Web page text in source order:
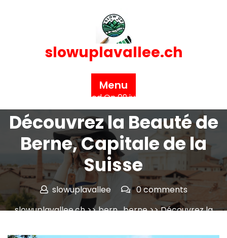
slowuplavallee.ch
Menu
Posted On 09 juin 2026
Découvrez la Beauté de
Berne, Capitale de la
Suisse
slowuplavallee
0 comments
slowuplavallee.ch>>bern,berne>> Découvrez la